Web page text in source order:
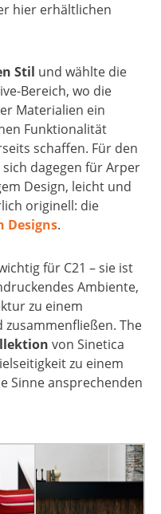
hier erhältlichen
Stil und wählte die
Bereich, wo die
Materialien ein
Funktionalität
schaffen. Für den
dagegen für Arper
Design, leicht und
originell: die
Designs.
für C21 – sie ist
Ambiente,
zu einem
The
von Sinetica
zu einem
Sinne ansprechenden